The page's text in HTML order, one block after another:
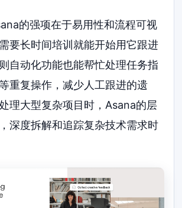
的强项在于易用性和流程可视
要长时间培训就能开始用它跟进
自动化功能也能帮忙处理任务指
重复操作，减少人工跟进的遗
理大型复杂项目时，Asana的层
深度拆解和追踪复杂技术需求时